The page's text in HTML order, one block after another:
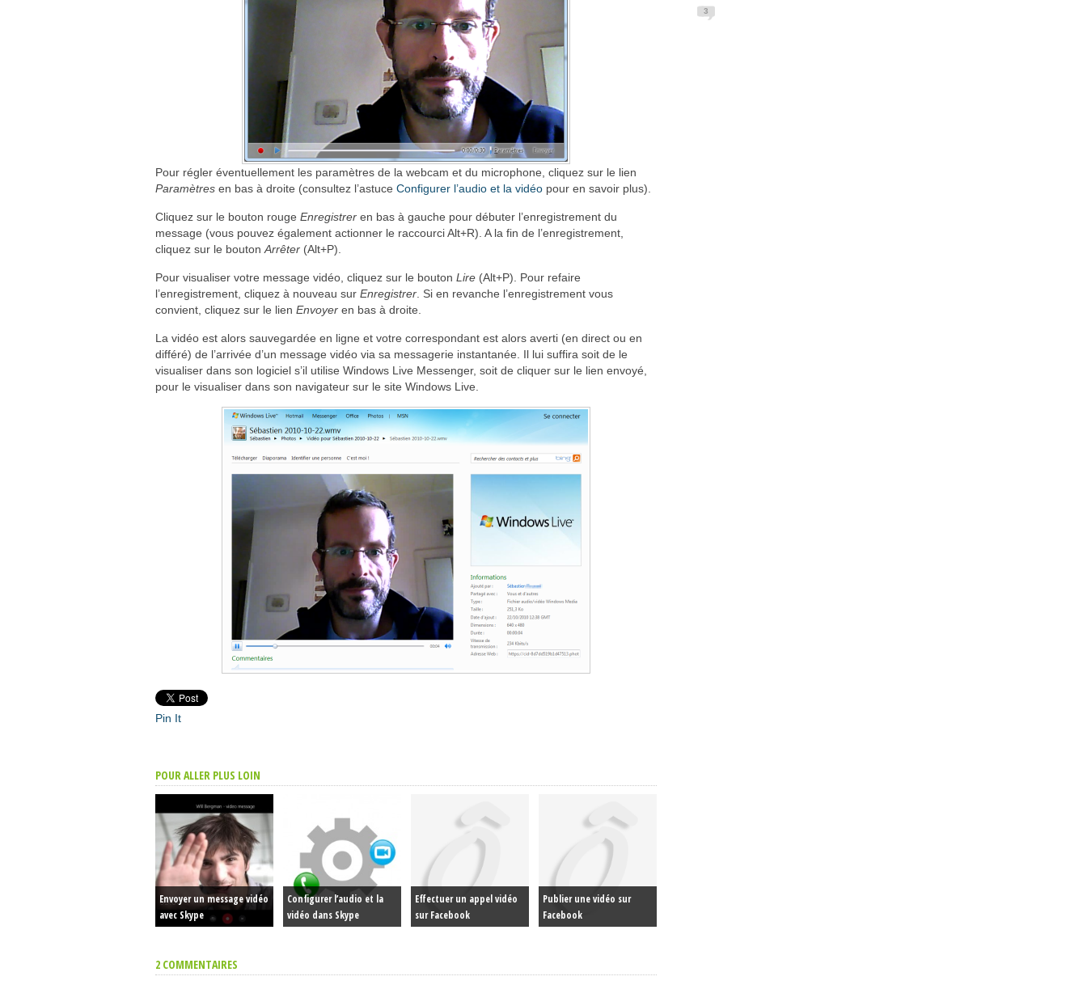
Pour régler éventuellement les paramètres de la webcam et du microphone, cliquez sur le lien
Paramètres en bas à droite (consultez l’astuce Configurer l’audio et la vidéo pour en savoir plus).
Cliquez sur le bouton rouge Enregistrer en bas à gauche pour débuter l’enregistrement du
message (vous pouvez également actionner le raccourci Alt+R). A la fin de l’enregistrement,
cliquez sur le bouton Arrêter (Alt+P).
Pour visualiser votre message vidéo, cliquez sur le bouton Lire (Alt+P). Pour refaire
l’enregistrement, cliquez à nouveau sur Enregistrer . Si en revanche l’enregistrement vous
convient, cliquez sur le lien Envoyer en bas à droite.
La vidéo est alors sauvegardée en ligne et votre correspondant est alors averti (en direct ou en
différé) de l’arrivée d’un message vidéo via sa messagerie instantanée. Il lui suffira soit de le
visualiser dans son logiciel s’il utilise Windows Live Messenger, soit de cliquer sur le lien envoyé,
pour le visualiser dans son navigateur sur le site Windows Live.
Pin It
POUR ALLER PLUS LOIN
Envoyer un message vidéo
avec Skype
Configurer l’audio et la
vidéo dans Skype
Effectuer un appel vidéo
sur Facebook
Publier une vidéo sur
Facebook
2 COMMENTAIRES
3